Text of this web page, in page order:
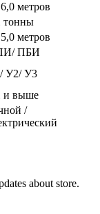
метров
тонны
метров
ПБИ
У2/ У3
и выше
/
about store.